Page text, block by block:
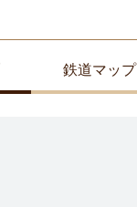
鉄道マップ